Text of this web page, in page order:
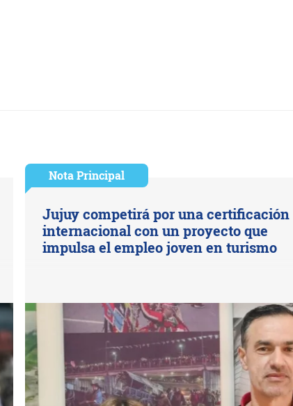
Nota Principal
Jujuy competirá por una certificación
internacional con un proyecto que
impulsa el empleo joven en turismo